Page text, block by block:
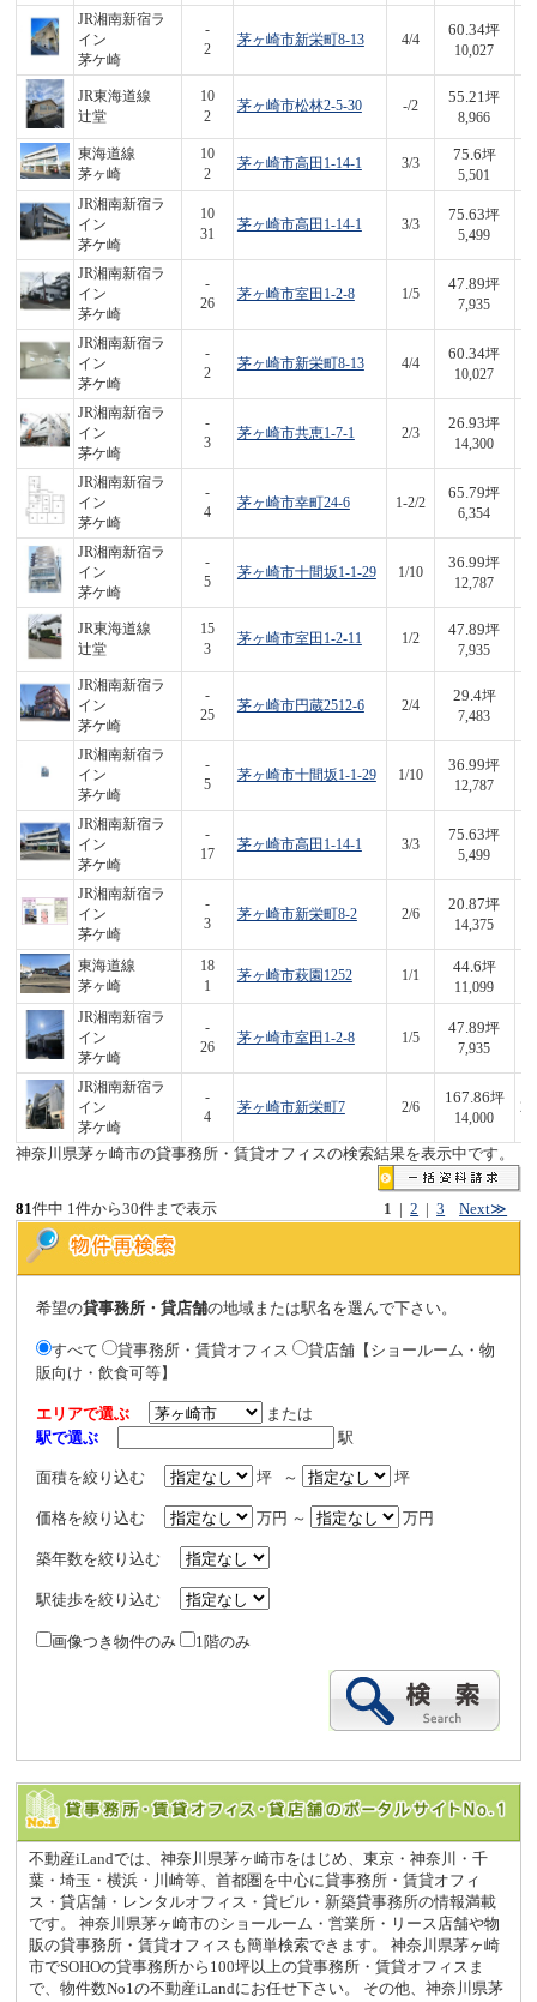
JR湘南新宿ラ
イン
茅ケ崎
-
2
茅ヶ崎市新栄町8-13 4/4
60.34坪
10,027
JR東海道線
辻堂
10
2
茅ヶ崎市松林2-5-30 -/2
55.21坪
8,966
東海道線
茅ヶ崎
10
2
茅ヶ崎市高田1-14-1 3/3
75.6坪
5,501
JR湘南新宿ラ
イン
茅ケ崎
10
31
茅ヶ崎市高田1-14-1 3/3
75.63坪
5,499
JR湘南新宿ラ
イン
茅ケ崎
-
26
茅ヶ崎市室田1-2-8 1/5
47.89坪
7,935
JR湘南新宿ラ
イン
茅ケ崎
-
2
茅ヶ崎市新栄町8-13 4/4
60.34坪
10,027
JR湘南新宿ラ
イン
茅ケ崎
-
3
茅ヶ崎市共恵1-7-1 2/3
26.93坪
14,300
JR湘南新宿ラ
イン
茅ケ崎
-
4
茅ヶ崎市幸町24-6 1-2/2
65.79坪
6,354
JR湘南新宿ラ
イン
茅ケ崎
-
5
茅ヶ崎市十間坂1-1-29 1/10
36.99坪
12,787
JR東海道線
辻堂
15
3
茅ヶ崎市室田1-2-11 1/2
47.89坪
7,935
JR湘南新宿ラ
イン
茅ケ崎
-
25
茅ヶ崎市円蔵2512-6 2/4
29.4坪
7,483
JR湘南新宿ラ
イン
茅ケ崎
-
5
茅ヶ崎市十間坂1-1-29 1/10
36.99坪
12,787
JR湘南新宿ラ
イン
茅ケ崎
-
17
茅ヶ崎市高田1-14-1 3/3
75.63坪
5,499
JR湘南新宿ラ
イン
茅ケ崎
-
3
茅ヶ崎市新栄町8-2 2/6
20.87坪
14,375
東海道線
茅ヶ崎
18
1
茅ヶ崎市萩園1252 1/1
44.6坪
11,099
JR湘南新宿ラ
イン
茅ケ崎
-
26
茅ヶ崎市室田1-2-8 1/5
47.89坪
7,935
JR湘南新宿ラ
イン
茅ケ崎
-
4
茅ヶ崎市新栄町7 2/6
167.86坪
14,000
神奈川県茅ヶ崎市の貸事務所・賃貸オフィスの検索結果を表示中です。
1 |2 |3 Next≫
81件中 1件から30件まで表示
希望の貸事務所・貸店舗の地域または駅名を選んで下さい。
すべて 貸事務所・賃貸オフィス
貸店舗【ショールーム・物
販向け・飲食可等】
エリアで選ぶ
または
駅で選ぶ
駅
面積を絞り込む 坪 ～ 坪
価格を絞り込む 万円 ～ 万円
築年数を絞り込む
駅徒歩を絞り込む
画像つき物件のみ 1階のみ
不動産iLandでは、神奈川県茅ヶ崎市をはじめ、東京・神奈川・千
葉・埼玉・横浜・川崎等、首都圏を中心に貸事務所・賃貸オフィ
ス・貸店舗・レンタルオフィス・貸ビル・新築貸事務所の情報満載
です。 神奈川県茅ヶ崎市のショールーム・営業所・リース店舗や物
販の貸事務所・賃貸オフィスも簡単検索できます。 神奈川県茅ヶ崎
市でSOHOの貸事務所から100坪以上の貸事務所・賃貸オフィスま
で、物件数No1の不動産iLandにお任せ下さい。 その他、神奈川県茅